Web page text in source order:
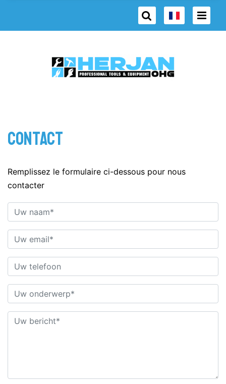
Contact
Remplissez le formulaire ci-dessous pour nous
contacter